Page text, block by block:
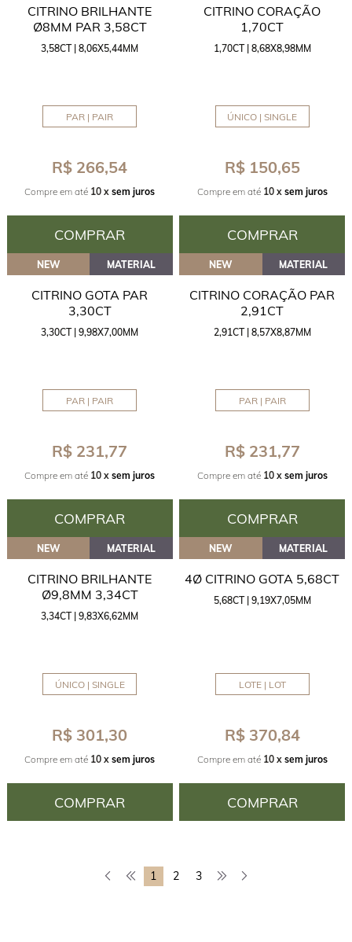
CITRINO BRILHANTE
Ø8MM PAR 3,58CT
3,58CT | 8,06X5,44MM
PAR | PAIR
R$ 266,54
Compre em até 10 x sem juros
COMPRAR
CITRINO CORAÇÃO
1,70CT
1,70CT | 8,68X8,98MM
ÚNICO | SINGLE
R$ 150,65
Compre em até 10 x sem juros
COMPRAR
NEW MATERIAL
CITRINO GOTA PAR
3,30CT
3,30CT | 9,98X7,00MM
PAR | PAIR
R$ 231,77
Compre em até 10 x sem juros
COMPRAR
NEW MATERIAL
CITRINO CORAÇÃO PAR
2,91CT
2,91CT | 8,57X8,87MM
PAR | PAIR
R$ 231,77
Compre em até 10 x sem juros
COMPRAR
NEW MATERIAL
CITRINO BRILHANTE
Ø9,8MM 3,34CT
3,34CT | 9,83X6,62MM
ÚNICO | SINGLE
R$ 301,30
Compre em até 10 x sem juros
COMPRAR
NEW MATERIAL
4Ø CITRINO GOTA 5,68CT
5,68CT | 9,19X7,05MM
LOTE | LOT
R$ 370,84
Compre em até 10 x sem juros
COMPRAR
1 2 3